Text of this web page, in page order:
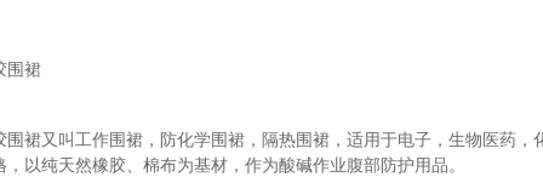
围裙
围裙又叫工作围裙，防化学围裙，隔热围裙，适用于电子，生物医药
，以纯天然橡胶、棉布为基材，作为酸碱作业腹部防护用品。